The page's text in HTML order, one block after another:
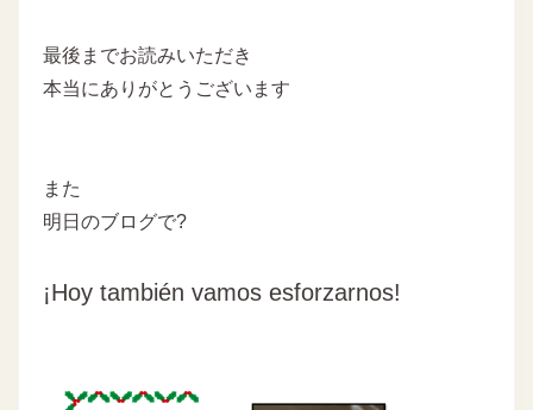
最後までお読みいただき
本当にありがとうございます
また
明日のブログで?
¡Hoy también vamos esforzarnos!